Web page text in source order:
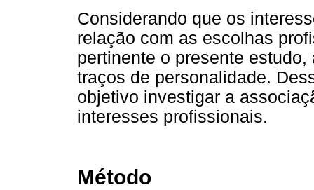
Considerando que os
relação com as escolhas
pertinente o presente
traços de personalidade.
objetivo investigar a
interesses profissionais.
Método